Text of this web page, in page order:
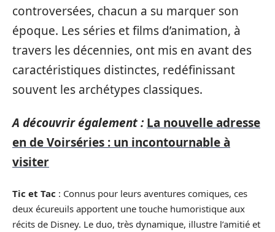
controversées, chacun a su marquer son
époque. Les séries et films d’animation, à
travers les décennies, ont mis en avant des
caractéristiques distinctes, redéfinissant
souvent les archétypes classiques.
A découvrir également : La nouvelle adresse
en de Voirséries : un incontournable à
visiter
Tic et Tac : Connus pour leurs aventures comiques, ces
deux écureuils apportent une touche humoristique aux
récits de Disney. Le duo, très dynamique, illustre l’amitié et